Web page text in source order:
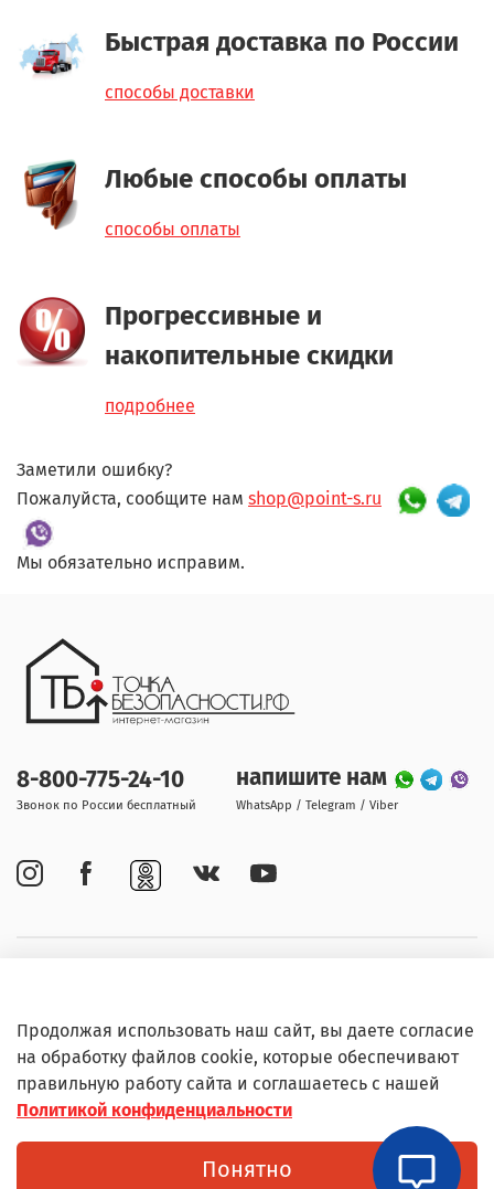
Быстрая доставка по России
способы доставки
Любые способы оплаты
способы оплаты
Прогрессивные и
накопительные скидки
подробнее
Заметили ошибку?
Пожалуйста, сообщите нам shop@point-s.ru
Мы обязательно исправим.
Информация
8-800-775-24-10
Звонок по России бесплатный
напишите нам
WhatsApp / Telegram / Viber
© Любое использование контента без письменного
Продолжая использовать наш сайт, вы даете согласие
на обработку файлов cookie, которые обеспечивают
правильную работу сайта и соглашаетесь с нашей
Политикой конфиденциальности
Понятно